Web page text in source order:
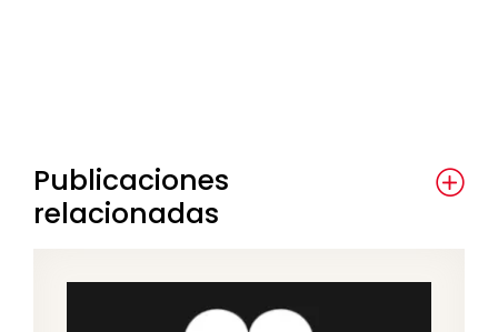
Publicaciones
relacionadas